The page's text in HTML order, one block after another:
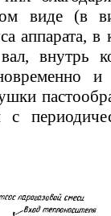
виде (в
аппарата, в
внутрь